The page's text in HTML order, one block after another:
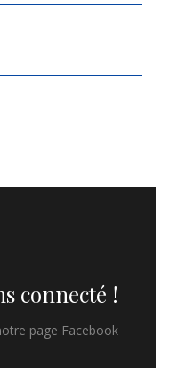
connecté !
page Facebook